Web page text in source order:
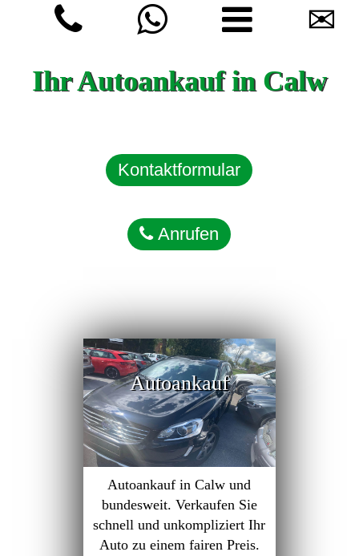
✉
Ihr Autoankauf in Calw
Kontaktformular
Anrufen
Autoankauf
Autoankauf in Calw und
bundesweit. Verkaufen Sie
schnell und unkompliziert Ihr
Auto zu einem fairen Preis.